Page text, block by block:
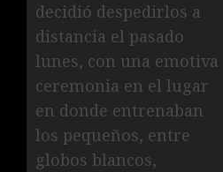
decidió despedirlos a
distancia el pasado
lunes, con una emotiva
ceremonia en el lugar
en donde entrenaban
los pequeños, entre
globos blancos,